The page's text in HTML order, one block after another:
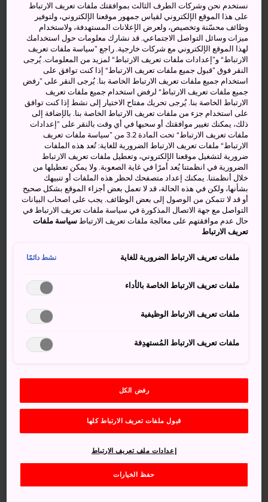
1 Nachisan, Nachikatsuura-cho, Higashimuro-gun,
Wakayama-ken
عرض على خرائط غوغل (Google Maps)
الحصول على معلومات العبور
الكلمات المفتاحية الخريطة
مهرجان للنار بجانب ضريح ضخم
بالقرب من شلال هادر
عادةً ما يقطع الزوار درجات السلم الحجرية المؤدية إلى شلالات
ناتشي منضريح كومانو ناتشي في مقاطعة واكاياما
على
مهل وهم يستمتعون بمشاهدة الطبيعة الجميلة من حولهم،
لكن تلك الدرجات الحجرية الهادئة يجتاحها في يوم 14 يوليو/تموز
أو مهرجان النار بمدينة ناتشي.
أنشطة ومعالم رائعة
مشاهدة حملة المشاعل يحملون مناراتهم الموقدة
وسط الترانيم الدينية وسحب الدخان الكثيفة
استكشاف ضريح كومانو ناتشي تايشا الكبير وشلالات
كيفية الوصول
نستخدم نحن وشركات الطرف الثالث بموافقتك ملفات تعريف الارتباط
على هذا الموقع الإلكتروني لقياس جمهور موقعنا الإلكتروني، ولتوفير
وظائف محسّنة وتخصيص، ولعرض الإعلانات المستهدفة، ولاستخدام
ميزات وسائل التواصل الاجتماعي. قد نشارك معلومات حول استخدامك
لهذا الموقع الإلكتروني مع شركات خارجية. راجع ”سياسة ملفات تعريف
الارتباط“ و”إعدادات ملفات تعريف الارتباط“ لمزيد من المعلومات. يُرجى
النقر فوق ”قبول جميع ملفات تعريف الارتباط“ إذا كنت توافق على
استخدام جميع ملفات تعريف الارتباط الخاصة بنا. يُرجى النقر على ”رفض
جميع ملفات تعريف الارتباط“ لرفض استخدام جميع ملفات تعريف
الارتباط الخاصة بنا. يُرجى تحريك مفتاح الاختيار إلى نشط إذا كنت توافق
على استخدام جزء من ملفات تعريف الارتباط الخاصة بنا. بالإضافة إلى
ذلك، يمكنك تغيير موافقتك أو سحبها في أي وقت بالنقر على ”إعدادات
ملفات تعريف الارتباط“ تحت المادة 3.2 من ”سياسة ملفات تعريف
الارتباط“ ملفات تعريف الارتباط الضرورية للغاية: تُعد هذه الملفات
ضرورية لتشغيل موقعنا الإلكتروني، وتعطيل ملفات تعريف الارتباط
الضرورية في انظمتنا يُعد أمرًا في غاية الصعوبة. ولا يمكن تعطيلها من
خلال أنظمتنا. يمكنك إعداد متصفحك لحظر هذه الملفات أو تنبيهك
بشأنها، ولكن في هذه الحالة، قد لا تعمل بعض أجزاء الموقع بشكل صحيح
أو قد لا تتمكن من الوصول إلى بعض الوظائف. يجب على اصحاب البيانات
التواصل مع جهة الاتصال المذكورة في سياسة ملفات تعريف الارتباط في
حال عدم موافقتهم على معالجة ملفات تعريف الارتباطسياسة ملفات
تعريف الارتباط
ملفات تعريف الارتباط الضرورية للغاية نشط دائمًا
ملفات تعريف الارتباط الخاصة بالأداء
ملفات تعريف الارتباط الوظيفية
ملفات تعريف الارتباط المُستهدِفة
رفض الكل
قبول ملفات تعريف الارتباط كلها
حفظ الخيارات
إعدادات ملف تعريف الارتباط